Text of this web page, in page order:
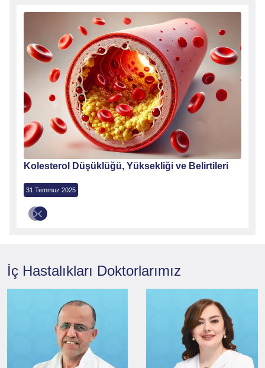
Kolesterol Düşüklüğü, Yüksekliği ve Belirtileri
31 Temmuz 2025
İç Hastalıkları Doktorlarımız